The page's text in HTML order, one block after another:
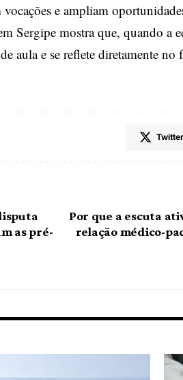
e ampliam
Sergipe mostra que, quando a
aula e se reflete diretamente no
Twitter
as pré-
Por que a escuta
relação médico-